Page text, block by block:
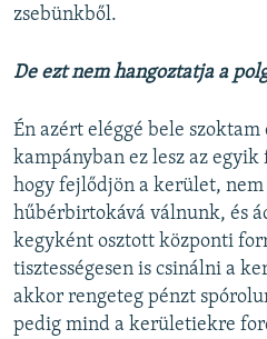
zsebünkből.
De ezt nem hangoztatja a
Én azért eléggé bele
kampányban ez lesz az
hogy fejlődjön a kerület, nem
hűbérbirtokává válnunk, és
kegyként osztott központi
tisztességesen is csinálni a
akkor rengeteg pénzt
pedig mind a kerületiekre